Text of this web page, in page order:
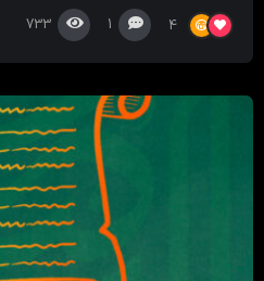
4
1
733